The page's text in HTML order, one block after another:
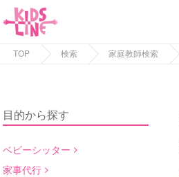
TOP 検索 家庭教師検索
目的から探す
ベビーシッター
家事代行